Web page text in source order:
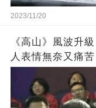
2023/11/20
《高山》風波升
人表情無奈又痛苦